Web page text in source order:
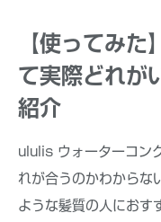
【使ってみ
て実際どれが
紹介
ululis ウォーターコン
れが合うのかわからな
ような髪質の人におす